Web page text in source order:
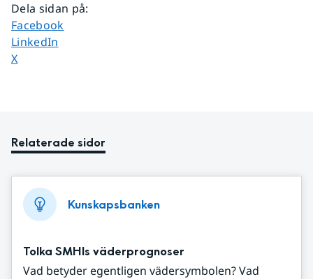
Dela sidan på:
Dela sidan på
Facebook
Dela sidan på
LinkedIn
Dela sidan på
X
Relaterade sidor
Kunskapsbanken
Tolka SMHIs väderprognoser
Vad betyder egentligen vädersymbolen? Vad